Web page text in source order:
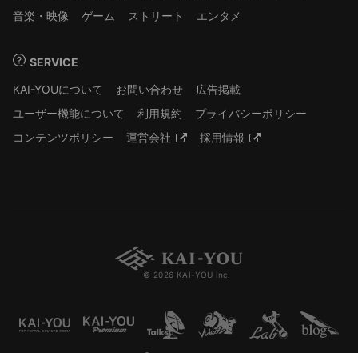
音楽・映像
ゲーム ストリート エンタメ
SERVICE
KAI-YOUについて
お問い合わせ
広告掲載
ユーザー機能について
利用規約
プライバシーポリシー
コンテンツポリシー
運営会社 採用情報
© 2026 KAI-YOU inc.